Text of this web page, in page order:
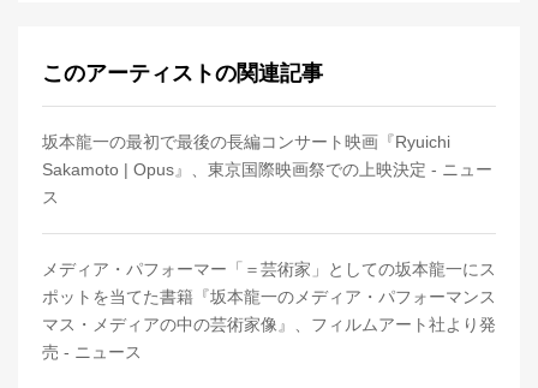
このアーティストの関連記事
坂本龍一の最初で最後の長編コンサート映画『Ryuichi
Sakamoto | Opus』、東京国際映画祭での上映決定 - ニュー
ス
メディア・パフォーマー「＝芸術家」としての坂本龍一にス
ポットを当てた書籍『坂本龍一のメディア・パフォーマンス
マス・メディアの中の芸術家像』、フィルムアート社より発
売 - ニュース